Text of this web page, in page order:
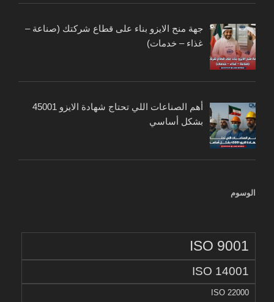
جهة منح الايزو بناء على قطاع شركتك (صناعة –
غذاء – خدمات)
أهم الصناعات اللي تحتاج شهادة الايزو 45001
بشكل أساسي
الوسوم
ISO 9001
ISO 14001
ISO 22000